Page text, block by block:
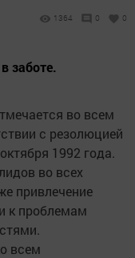
1364 0 0
заботе.
во всем
с резолюцией
1992 года.
во всех
привлечение
к проблемам
всем